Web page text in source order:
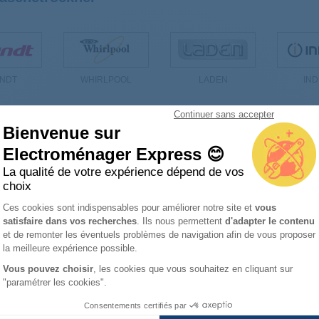
Continuer sans accepter
Bienvenue sur
Electroménager Express 😊
La qualité de votre expérience dépend de vos
choix
Plateforme de Gestion du
Ces cookies sont indispensables pour améliorer notre site et vous
satisfaire dans vos recherches. Ils nous permettent d'adapter le contenu
et de remonter les éventuels problèmes de navigation afin de vous proposer
la meilleure expérience possible.
Vous pouvez choisir, les cookies que vous souhaitez en cliquant sur
"paramétrer les cookies".
Consentements certifiés par
Axeptio consent
Wäschetrockner
wmz20600 11006122